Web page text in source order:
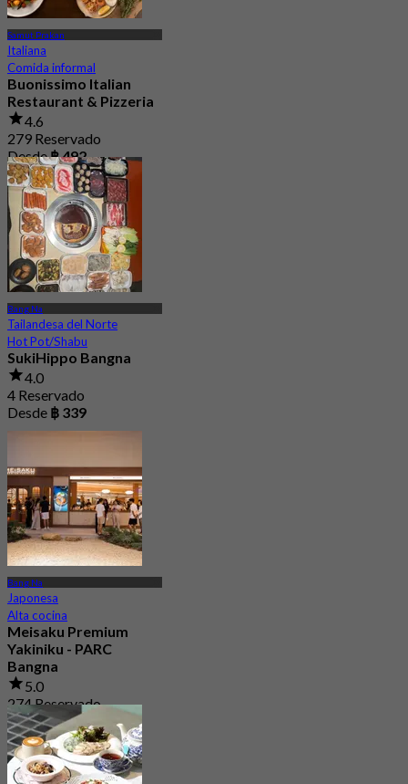
Samut Prakan
Italiana
Comida informal
Buonissimo Italian
Restaurant & Pizzeria
4.6
279 Reservado
Desde฿ 492
Bang Na
Tailandesa del Norte
Hot Pot/Shabu
SukiHippo Bangna
4.0
4 Reservado
Desde ฿ 339
Bang Na
Japonesa
Alta cocina
Meisaku Premium
Yakiniku - PARC
Bangna
5.0
274 Reservado
Desde฿ 1,046